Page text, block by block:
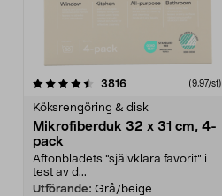
3816recensioner (9,97/st)
Köksrengöring & disk
Mikrofiberduk 32 x 31 cm, 4-
pack
Aftonbladets "självklara favorit” i
test av d...
Utförande: Grå/beige
4.0av 5 stjärnor